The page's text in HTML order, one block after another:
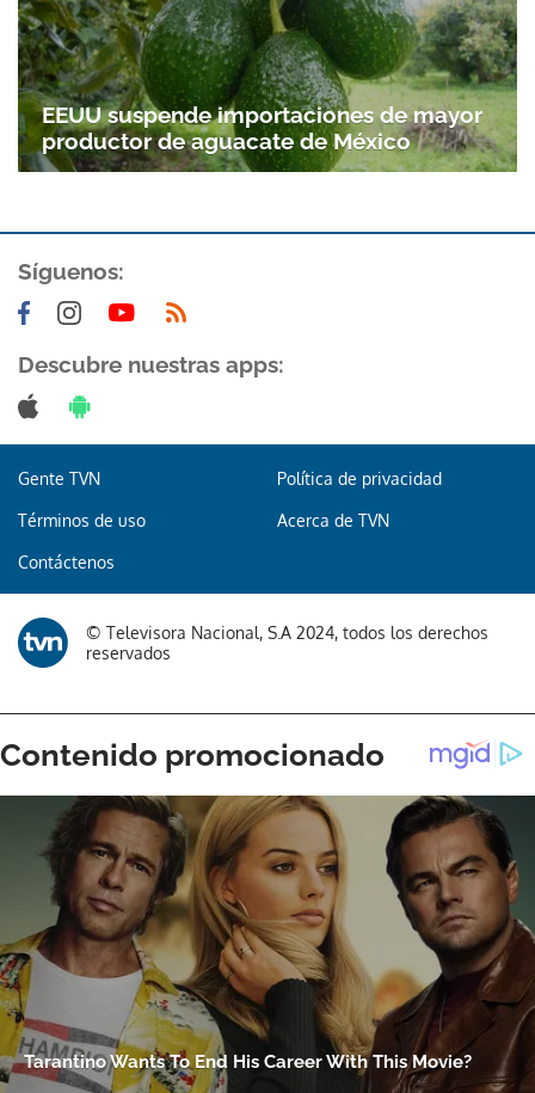
Gracias por suscribirte a nuestro boletín.
EEUU suspende importaciones de mayor
productor de aguacate de México
Síguenos:
Descubre nuestras apps:
Gente TVN Política de privacidad
Términos de uso Acerca de TVN
Contáctenos
© Televisora Nacional, S.A 2024, todos los derechos
reservados